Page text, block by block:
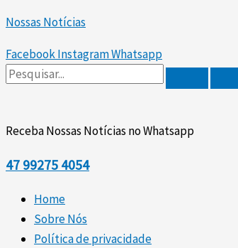
para
o
conteúdo
Nossas Notícias
FacebookInstagramWhatsapp
Receba Nossas Notícias no Whatsapp
47 99275 4054
Home
Sobre Nós
Política de privacidade
Up